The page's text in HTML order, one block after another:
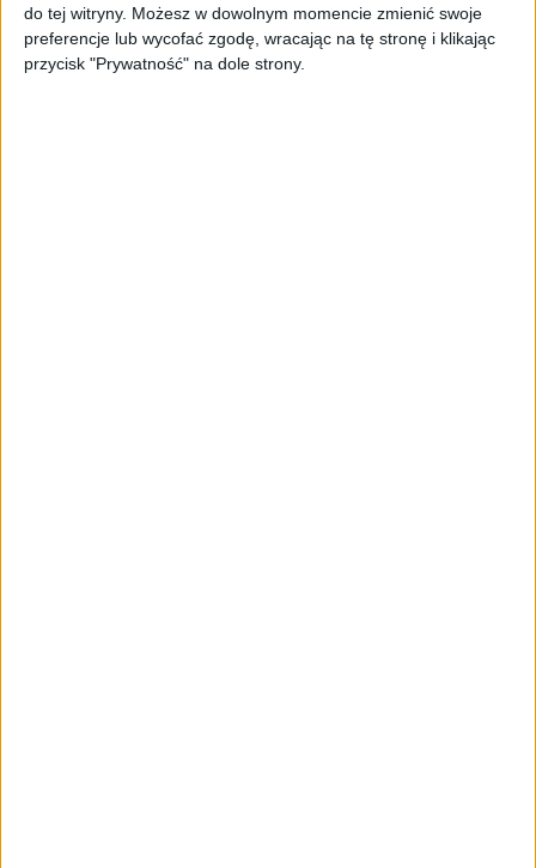
do tej witryny. Możesz w dowolnym momencie zmienić swoje
preferencje lub wycofać zgodę, wracając na tę stronę i klikając
przycisk "Prywatność" na dole strony.
Zastanawiam się jak będzie u mnie, bo ostatnio za sprawą
Huawei Mate 8 częściej zwracam uwagę na czas SoT
(Screen of Time). W końcu nie każdy smartfon potrafi